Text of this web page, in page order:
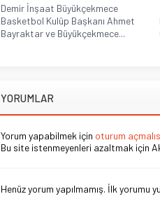
Demir İnşaat Büyükçekmece
Basketbol Kulüp Başkanı Ahmet
Bayraktar ve Büyükçekmece...
YORUMLAR
Yorum yapabilmek için oturum
Bu site istenmeyenleri azaltmak için
Henüz yorum yapılmamış. İlk yorumu